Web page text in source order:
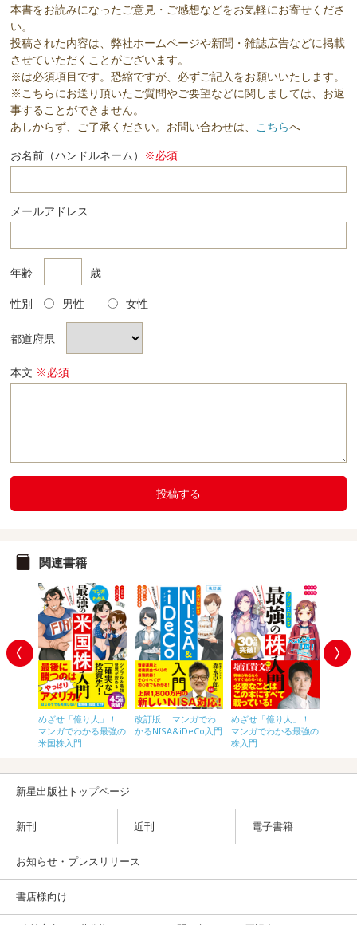
本書をお読みになったご意見・ご感想などをお気軽にお寄せくださ
い。
投稿された内容は、弊社ホームページや新聞・雑誌広告などに掲載
させていただくことがございます。
※は必須項目です。恐縮ですが、必ずご記入をお願いいたします。
※こちらにお送り頂いたご質問やご要望などに関しましては、お返
事することができません。
あしからず、ご了承ください。お問い合わせは、 こちらへ
お名前（ハンドルネーム） ※必須
メールアドレス
年齢 歳
性別 男性 女性
都道府県
本文 ※必須
投稿する
関連書籍
めざせ「億り人」！
マンガでわかる最強の
米国株入門
改訂版 マンガでわ
かるNISA&iDeCo入門
めざせ「億り人」！
マンガでわかる最強の
株入門
新星出版社トップページ
新刊 近刊 電子書籍
お知らせ・プレスリリース
書店様向け